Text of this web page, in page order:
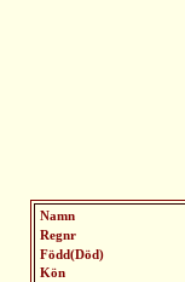
Namn
Regnr
Född(Död)
Kön